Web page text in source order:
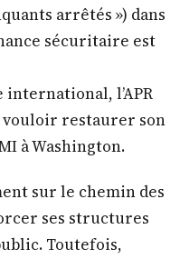
arrêtés ») dans
sécuritaire est
international, l’APR
restaurer son
à Washington.
sur le chemin des
ses structures
Toutefois,